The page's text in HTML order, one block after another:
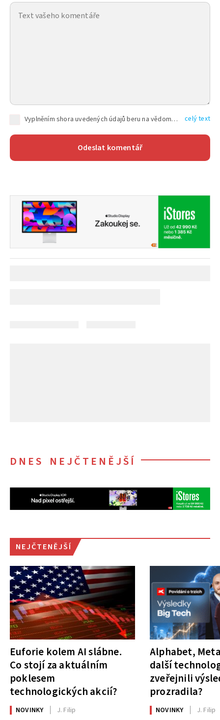
Vyplněním shora uvedených údajů beru na vědomí, že společnost TEXT FACTORY s.r.o., sídlem Brno, Durďákova 336/29, Černá Pole, PSČ: 613 00, IČ: 06157831, zapsané u Krajského soudu v Brně, oddíl C, vložka 100399, bude zpracovávat mé osobní údaje uvedené v rámci mnou vyplněného registračního formuláře na základě oprávněných zájmů TEXT FACTORY s.r.o. dle čl. 6 odst. 1 písm. f) GDPR a pro splnění právních povinností (čl. 6 odst. 1 písm. c) GDPR), a to pro tyto účely: nezbytnost zajistit oprávnění návštěvníka webových stránek provozovaných společností TEXT FACTORY s.r.o. přispívat aktivně ke zveřejněným článkům nebo v rámci diskusních fór a výkon práv TEXT FACTORY s.r.o. jako administrátora těchto diskusních fór. Více informací o zpracování osobních údajů a právech lze nalézt v celý text
DNES NEJČTENĚJŠÍ
NEJČTENĚJŠÍ
Euforie kolem AI slábne.
Co stojí za aktuálním
poklesem
technologických akcií?
NOVINKY J. Filip
Alphabet,
další
zveřejnili
prozradila?
NOVINKY J. Filip